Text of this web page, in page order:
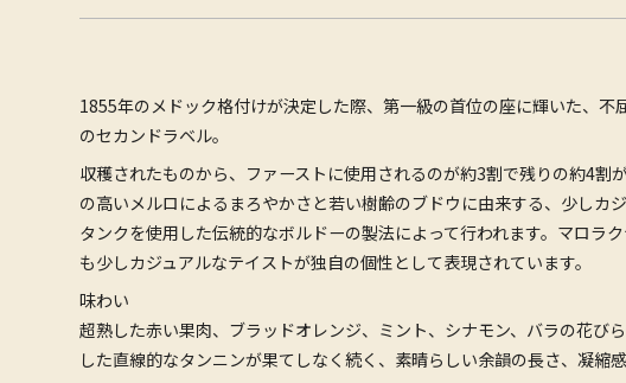
1855年のメドック格付けが決定した際、第一級の首位の座に輝いた、
のセカンドラベル。
収穫されたものから、ファーストに使用されるのが約3割で残りの約4
の高いメルロによるまろやかさと若い樹齢のブドウに由来する、少しカ
タンクを使用した伝統的なボルドーの製法によって行われます。マロラ
も少しカジュアルなテイストが独自の個性として表現されています。
味わい
超熟した赤い果肉、ブラッドオレンジ、ミント、シナモン、バラの花び
した直線的なタンニンが果てしなく続く、素晴らしい余韻の長さ、凝縮